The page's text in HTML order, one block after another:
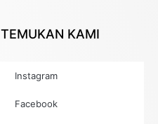
TEMUKAN KAMI
Instagram
Facebook